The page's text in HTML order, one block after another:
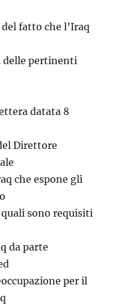
fatto che l’Iraq
delle pertinenti
datata 8
Direttore
che espone gli
sono requisiti
da parte
per il